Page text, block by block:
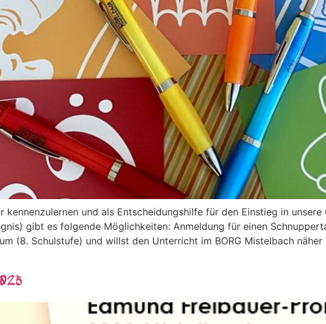
kennenzulernen und als Entscheidungshilfe für den Einstieg in
gibt es folgende Möglichkeiten: Anmeldung für einen
(8. Schulstufe) und willst den Unterricht im BORG Mistelbach